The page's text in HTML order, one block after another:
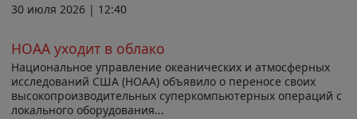
30 июля 2026 | 12:40
НОАА уходит в облако
Национальное управление океанических и атмосферных
исследований США (НОАА) объявило о переносе своих
высокопроизводительных суперкомпьютерных операций с
локального оборудования...